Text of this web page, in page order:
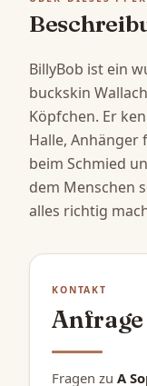
BillyBob ist ein
buckskin
Köpfchen. Er
Halle,
beim Schmied
dem Menschen
alles richtig
KONTAKT
Fragen zu A